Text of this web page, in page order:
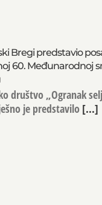
Bregi predstavio
60. Međunarodnoj
društvo „Ogranak
je predstavilo [...]